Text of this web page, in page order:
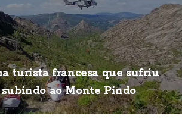
turista francesa que sufríu
ao Monte Pindo